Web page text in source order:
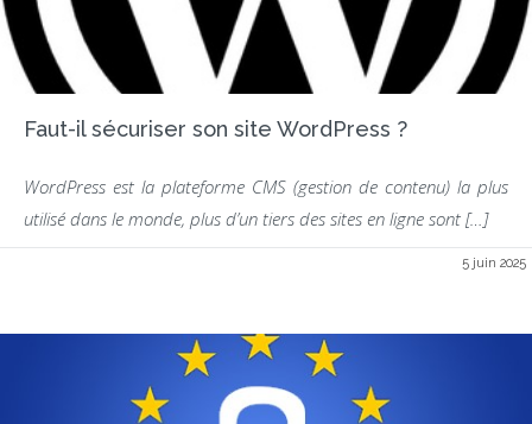
Faut-il sécuriser son site WordPress ?
WordPress est la plateforme CMS (gestion de contenu) la plus
utilisé dans le monde, plus d’un tiers des sites en ligne sont […]
5 juin 2025